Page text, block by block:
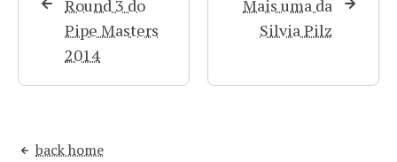
Round 3 do
Pipe Masters
2014
Mais uma da
Silvia Pilz
back home